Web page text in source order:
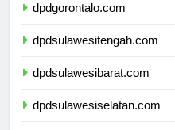
dpdgorontalo.com
dpdsulawesitengah.com
dpdsulawesibarat.com
dpdsulawesiselatan.com